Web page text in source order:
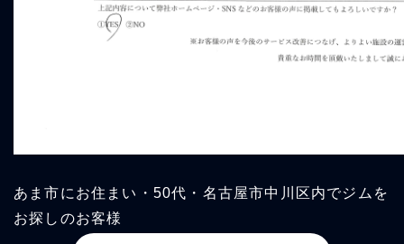
あま市にお住まい・50代・名古屋市中川区内でジムを
お探しのお客様